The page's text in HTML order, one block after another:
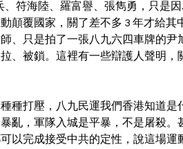
、符海陸、羅富譽、張雋勇，只是
顛覆國家，關了差不多 3 年才給其
、只是拍了一張八九六四車牌的尹
、被鎖。這裡有一些辯護人聲明，
種打壓，八九民運我們香港知道是
亂，軍隊入城是平暴，不是屠殺。
以完成接受中共的定性，說這場運